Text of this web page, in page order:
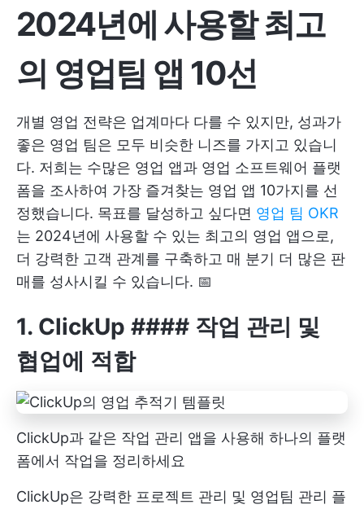
2024년에 사용할 최고
의 영업팀 앱 10선
개별 영업 전략은 업계마다 다를 수 있지만, 성과가
좋은 영업 팀은 모두 비슷한 니즈를 가지고 있습니
다. 저희는 수많은 영업 앱과 영업 소프트웨어 플랫
폼을 조사하여 가장 즐겨찾는 영업 앱 10가지를 선
정했습니다. 목표를 달성하고 싶다면 영업 팀 OKR
는 2024년에 사용할 수 있는 최고의 영업 앱으로,
더 강력한 고객 관계를 구축하고 매 분기 더 많은 판
매를 성사시킬 수 있습니다. 📅
1. ClickUp #### 작업 관리 및
협업에 적합
ClickUp과 같은 작업 관리 앱을 사용해 하나의 플랫
폼에서 작업을 정리하세요
ClickUp은 강력한 프로젝트 관리 및 영업팀 관리 플